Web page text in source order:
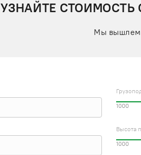
УЗНАЙТЕ
Мы вышлем
1000
Высота
1000